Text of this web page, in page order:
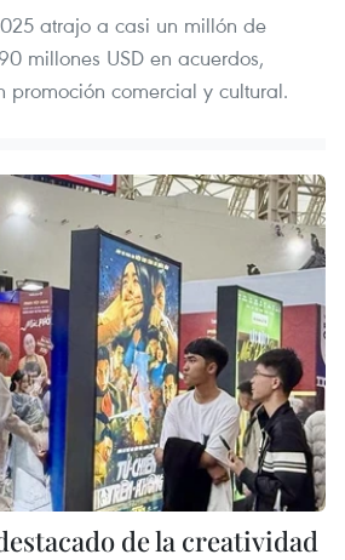
atrajo a casi un millón de
millones USD en acuerdos,
promoción comercial y cultural.
de la creatividad